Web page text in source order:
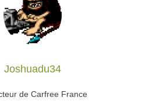
Joshuadu34
de Carfree France